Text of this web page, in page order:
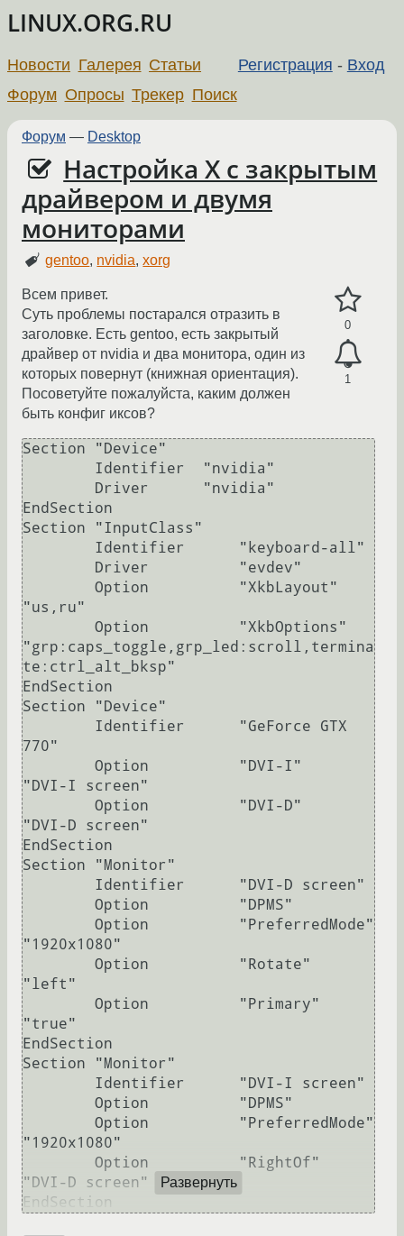
LINUX.ORG.RU
Регистрация - Вход
Новости Галерея Статьи
Форум Опросы Трекер Поиск
Форум — Desktop
Настройка Х с закрытым
драйвером и двумя
мониторами
gentoo, nvidia,xorg
0
1
Всем привет.
Суть проблемы постарался отразить в
заголовке. Есть gentoo, есть закрытый
драйвер от nvidia и два монитора, один из
которых повернут (книжная ориентация).
Посоветуйте пожалуйста, каким должен
быть конфиг иксов?
Section "Device"
EndSection
Section "InputClass"
"us,ru"
"grp:caps_toggle,grp_led:scroll,termina
te:ctrl_alt_bksp"
EndSection
Section "Device"
770"
"DVI-I screen"
"DVI-D screen"
EndSection
Section "Monitor"
"1920x1080"
"left"
"true"
EndSection
Section "Monitor"
"1920x1080"
"DVI-D screen"
Развернуть